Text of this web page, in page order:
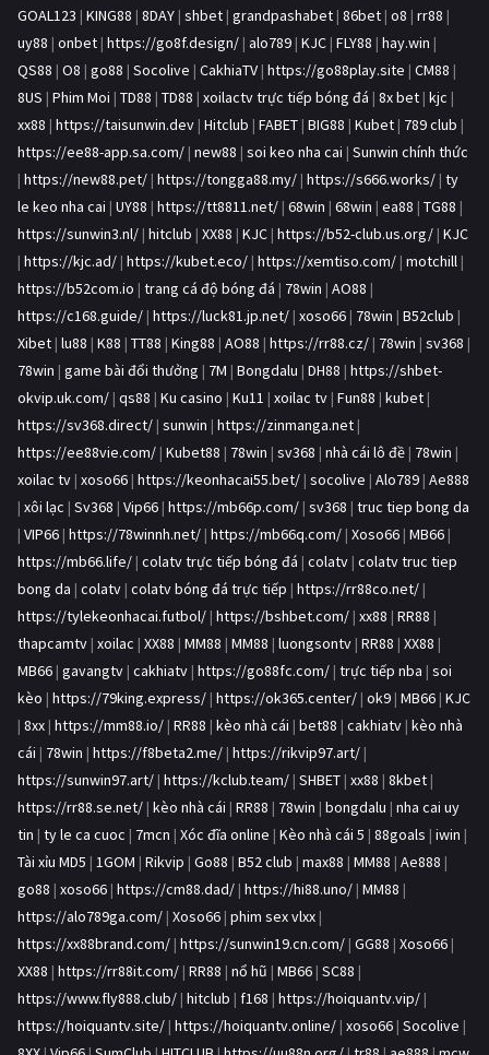
GOAL123 | KING88 | 8DAY | shbet | grandpashabet | 86bet | o8 | rr88 |
uy88 | onbet | https://go8f.design/ | alo789 | KJC | FLY88 | hay.win |
QS88 | O8 | go88 | Socolive | CakhiaTV | https://go88play.site | CM88 |
8US | Phim Moi | TD88 | TD88 | xoilactv trực tiếp bóng đá | 8x bet | kjc |
xx88 | https://taisunwin.dev | Hitclub | FABET | BIG88 | Kubet | 789 club |
https://ee88-app.sa.com/ | new88 | soi keo nha cai | Sunwin chính thức
| https://new88.pet/ | https://tongga88.my/ | https://s666.works/ | ty
le keo nha cai | UY88 | https://tt8811.net/ | 68win | 68win | ea88 | TG88 |
https://sunwin3.nl/ | hitclub | XX88 | KJC | https://b52-club.us.org/ | KJC
| https://kjc.ad/ | https://kubet.eco/ | https://xemtiso.com/ | motchill |
https://b52com.io | trang cá độ bóng đá | 78win | AO88 |
https://c168.guide/ | https://luck81.jp.net/ | xoso66 | 78win | B52club |
Xibet | lu88 | K88 | TT88 | King88 | AO88 | https://rr88.cz/ | 78win | sv368 |
78win | game bài đổi thưởng | 7M | Bongdalu | DH88 | https://shbet-
okvip.uk.com/ | qs88 | Ku casino | Ku11 | xoilac tv | Fun88 | kubet |
https://sv368.direct/ | sunwin | https://zinmanga.net |
https://ee88vie.com/ | Kubet88 | 78win | sv368 | nhà cái lô đề | 78win |
xoilac tv | xoso66 | https://keonhacai55.bet/ | socolive | Alo789 | Ae888
| xôi lạc | Sv368 | Vip66 | https://mb66p.com/ | sv368 | truc tiep bong da
| VIP66 | https://78winnh.net/ | https://mb66q.com/ | Xoso66 | MB66 |
https://mb66.life/ | colatv trực tiếp bóng đá | colatv | colatv truc tiep
bong da | colatv | colatv bóng đá trực tiếp | https://rr88co.net/ |
https://tylekeonhacai.futbol/ | https://bshbet.com/ | xx88 | RR88 |
thapcamtv | xoilac | XX88 | MM88 | MM88 | luongsontv | RR88 | XX88 |
MB66 | gavangtv | cakhiatv | https://go88fc.com/ | trực tiếp nba | soi
kèo | https://79king.express/ | https://ok365.center/ | ok9 | MB66 | KJC
| 8xx | https://mm88.io/ | RR88 | kèo nhà cái | bet88 | cakhiatv | kèo nhà
cái | 78win | https://f8beta2.me/ | https://rikvip97.art/ |
https://sunwin97.art/ | https://kclub.team/ | SHBET | xx88 | 8kbet |
https://rr88.se.net/ | kèo nhà cái | RR88 | 78win | bongdalu | nha cai uy
tin | ty le ca cuoc | 7mcn | Xóc đĩa online | Kèo nhà cái 5 | 88goals | iwin |
Tài xỉu MD5 | 1GOM | Rikvip | Go88 | B52 club | max88 | MM88 | Ae888 |
go88 | xoso66 | https://cm88.dad/ | https://hi88.uno/ | MM88 |
https://alo789ga.com/ | Xoso66 | phim sex vlxx |
https://xx88brand.com/ | https://sunwin19.cn.com/ | GG88 | Xoso66 |
XX88 | https://rr88it.com/ | RR88 | nổ hũ | MB66 | SC88 |
https://www.fly888.club/ | hitclub | f168 | https://hoiquantv.vip/ |
https://hoiquantv.site/ | https://hoiquantv.online/ | xoso66 | Socolive |